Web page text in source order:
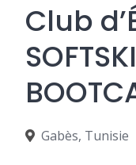
Club
Gabès, Tunisie